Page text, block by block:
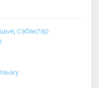
сабақтар